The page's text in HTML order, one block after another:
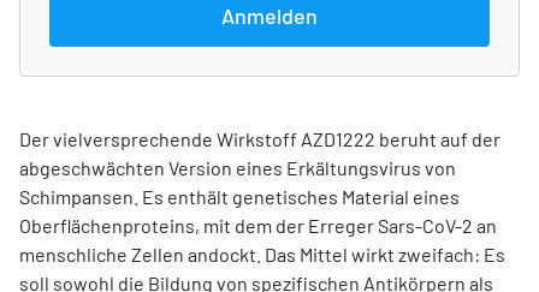
Anmelden
Der vielversprechende Wirkstoff AZD1222 beruht auf der
abgeschwächten Version eines Erkältungsvirus von
Schimpansen. Es enthält genetisches Material eines
Oberflächenproteins, mit dem der Erreger Sars-CoV-2 an
menschliche Zellen andockt. Das Mittel wirkt zweifach: Es
soll sowohl die Bildung von spezifischen Antikörpern als